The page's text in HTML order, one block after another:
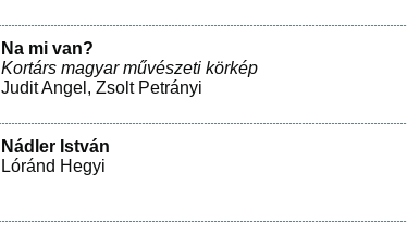
Na mi van?
Kortárs magyar művészeti körkép
Judit Angel , Zsolt Petrányi
Nádler István
Lóránd Hegyi